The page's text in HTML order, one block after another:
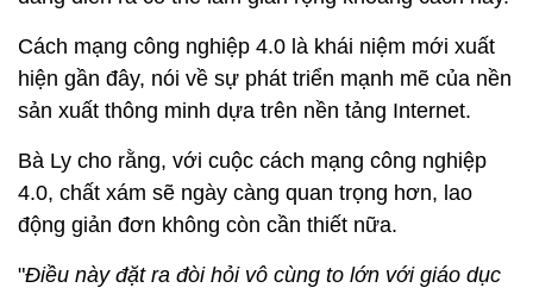
Cách mạng công nghiệp 4.0 là khái niệm mới xuất
hiện gần đây, nói về sự phát triển mạnh mẽ của nền
sản xuất thông minh dựa trên nền tảng Internet.
Bà Ly cho rằng, với cuộc cách mạng công nghiệp
4.0, chất xám sẽ ngày càng quan trọng hơn, lao
động giản đơn không còn cần thiết nữa.
"Điều này đặt ra đòi hỏi vô cùng to lớn với giáo dục